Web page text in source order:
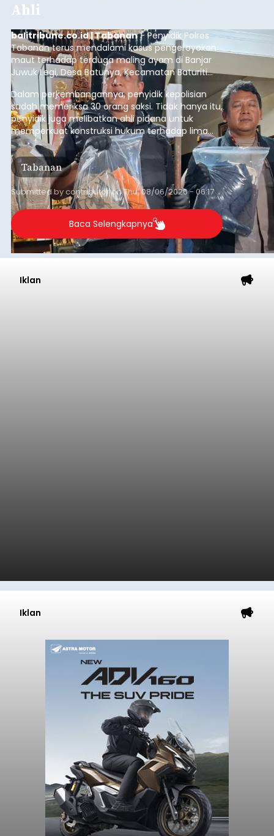
Ahli
balitribune.co.id | Tabanan- Penyidik Polres
Tabanan terus mendalami kasus pengeroyokan
maut terhadap terduga maling ayam di Banjar
Juwuk Legi, Desa Batunya, Kecamatan Baturiti
yang terjadi beberapa waktu lalu.
Dalam perkembangannya, penyidik kepolisian
sudah memeriksa 30 orang saksi. Tidak hanya itu,
penyidik juga melibatkan ahli pidana untuk
memperkuat konstruksi hukum terhadap lima
orang tersangka yang saat ini ditahan.
Tabanan
Submitted bycontributoronThu, 08/06/2026 - 06:17
Baca Selengkapnya
Iklan
Iklan